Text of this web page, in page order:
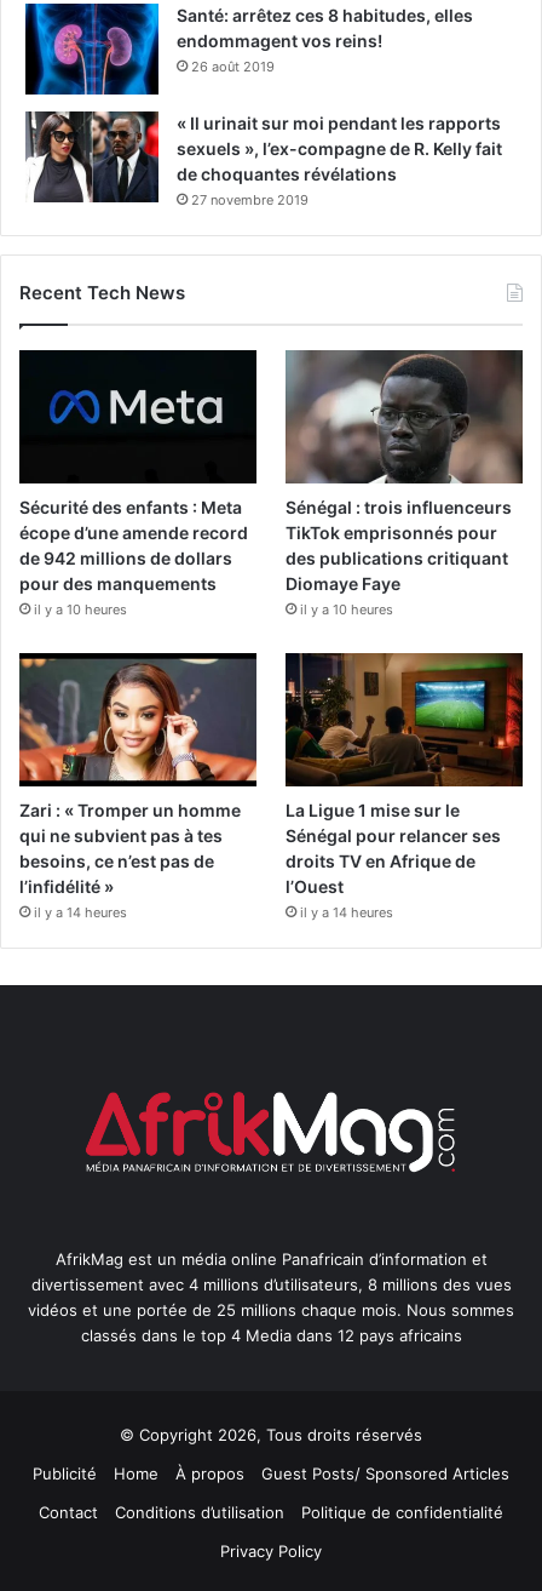
Santé: arrêtez ces 8 habitudes, elles
endommagent vos reins!
26 août 2019
« Il urinait sur moi pendant les rapports
sexuels », l’ex-compagne de R. Kelly fait
de choquantes révélations
27 novembre 2019
Recent Tech News
Sécurité des enfants : Meta
écope d’une amende record
de 942 millions de dollars
pour des manquements
il y a 10 heures
Sénégal : trois influenceurs
TikTok emprisonnés pour
des publications critiquant
Diomaye Faye
il y a 10 heures
Zari : « Tromper un homme
qui ne subvient pas à tes
besoins, ce n’est pas de
l’infidélité »
il y a 14 heures
La Ligue 1 mise sur le
Sénégal pour relancer ses
droits TV en Afrique de
l’Ouest
il y a 14 heures
AfrikMag est un média online Panafricain d’information et
divertissement avec 4 millions d’utilisateurs, 8 millions des vues
vidéos et une portée de 25 millions chaque mois. Nous sommes
classés dans le top 4 Media dans 12 pays africains
© Copyright 2026, Tous droits réservés
Publicité
Home À propos
Guest Posts/ Sponsored Articles
Contact
Conditions d’utilisation
Politique de confidentialité
Privacy Policy